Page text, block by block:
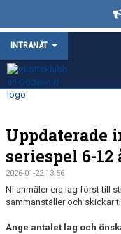
INTRANÄT
HEM
NYHETER
KALENDER
VÅRA LEDARE
BOKNINGAR
Uppdaterade
seriespel 6-12
2026-01-22 13:56
Ni anmäler era lag först till
sammanställer och skickar
Ange antalet lag och